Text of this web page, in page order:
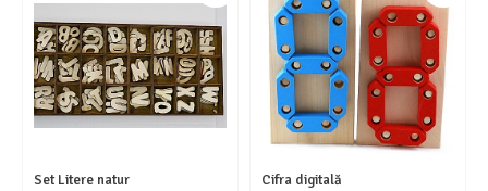
Set Litere natur Cifra digitală